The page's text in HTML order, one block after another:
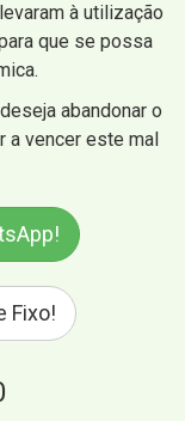
à utilização
que se possa
abandonar o
a vencer este mal
Fixo!